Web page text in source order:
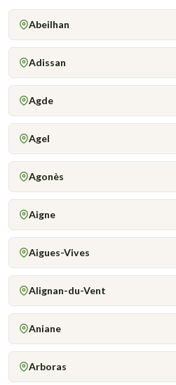
Abeilhan
Adissan
Agde
Agel
Agonès
Aigne
Aigues-Vives
Alignan-du-Vent
Aniane
Arboras